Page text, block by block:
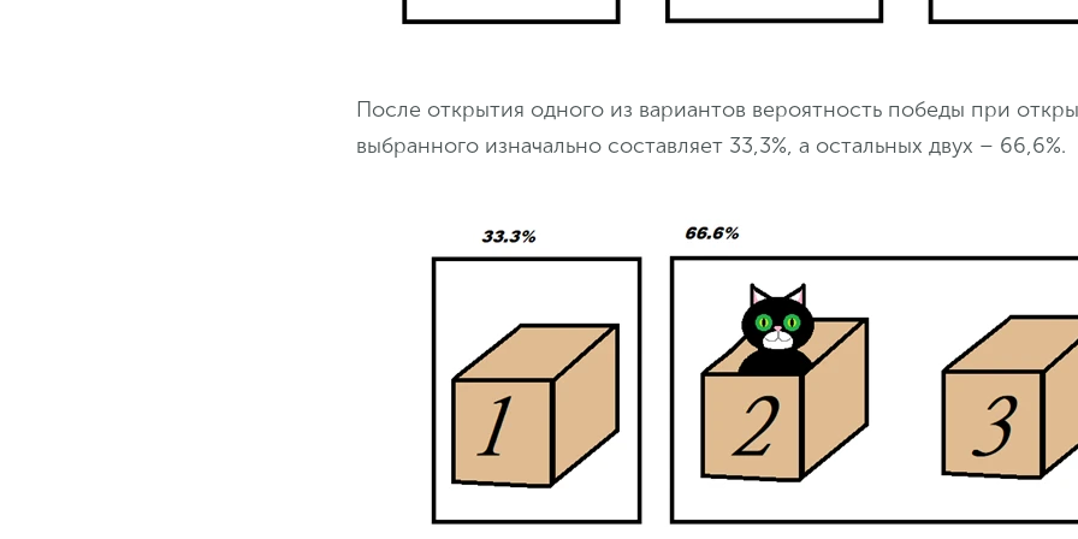
После открытия одного из вариантов вероятность победы при
выбранного изначально составляет 33,3%, а остальных двух – 66,6%.